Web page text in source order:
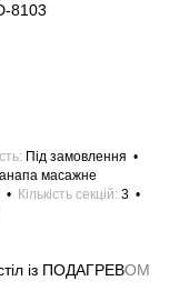
8103
Під замовлення
масажне
Кількість секцій 3